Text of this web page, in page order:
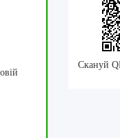
Скануй